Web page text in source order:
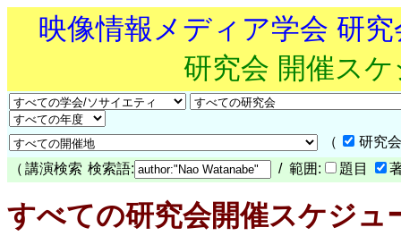
映像情報メディア学会 研
研究会 開催ス
（
研究
（ 講演検索 検索語: / 範囲: 題目
すべての研究会開催スケジュ